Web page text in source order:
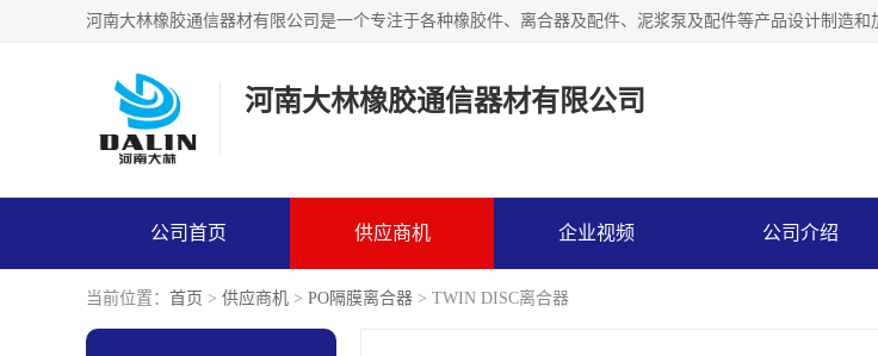
河南大林橡胶通信器材有限公司
公司首页 供应商机 企业视频 公司介绍
当前位置： 首页 > 供应商机 > PO隔膜离合器 > TWIN DISC离合器